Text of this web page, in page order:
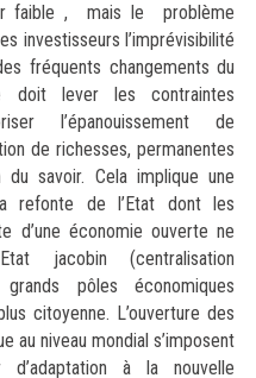
faible , mais le problème
investisseurs l’imprévisibilité
fréquents changements du
doit lever les contraintes
l’épanouissement de
de richesses, permanentes
savoir. Cela implique une
refonte de l’Etat dont les
d’une économie ouverte ne
jacobin (centralisation
pôles économiques
citoyenne. L’ouverture des
au niveau mondial s’imposent
à la nouvelle